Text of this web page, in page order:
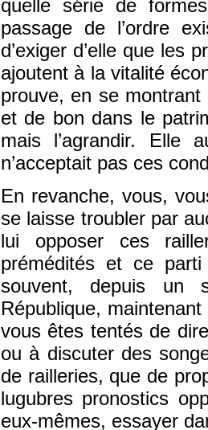
quelle série de
passage de l’ordre
d’exiger d’elle que les
ajoutent à la vitalité
prouve, en se
et de bon dans le
mais l’agrandir. Elle
n’acceptait pas ces
En revanche, vous,
se laisse troubler par
lui opposer ces
prémédités et ce
souvent, depuis un
République,
vous êtes tentés de
ou à discuter des
de railleries, que de
lugubres pronostics
eux-mêmes, essayer